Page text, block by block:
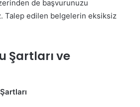
de başvurunuzu
Talep edilen belgelerin eksiksiz
Şartları ve